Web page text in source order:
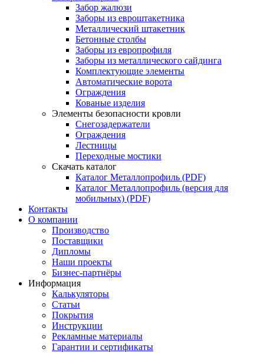
Забор жалюзи
Заборы из евроштакетника
Металлический штакетник
Бетонные столбы
Заборы из европрофиля
Заборы из металлического сайдинга
Комплектующие элементы
Автоматические ворота
Ограждения
Кованые изделия
Элементы безопасности кровли
Снегозадержатели
Ограждения
Лестницы
Переходные мостики
Скачать каталог
Каталог Металлопрофиль (PDF)
Каталог Металлопрофиль (версия для
мобильных) (PDF)
Контакты
О компании
Производство
Поставщики
Дипломы
Наши проекты
Бизнес-партнёры
Информация
Калькуляторы
Статьи
Покрытия
Инструкции
Рекламные материалы
Гарантии и сертификаты